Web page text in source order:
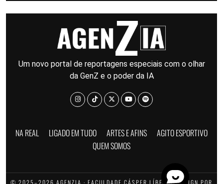
Um novo portal de reportagens especiais com o olhar
da GenZ e o poder da IA
NA REAL LIGADO EM TUDO ARTES E AFINS
AGITO ESPORTIVO
QUEM SOMOS
© 2025–2026 AGENZIA · FACULDADE CÁSPER LÍBERO · DESIGN POR